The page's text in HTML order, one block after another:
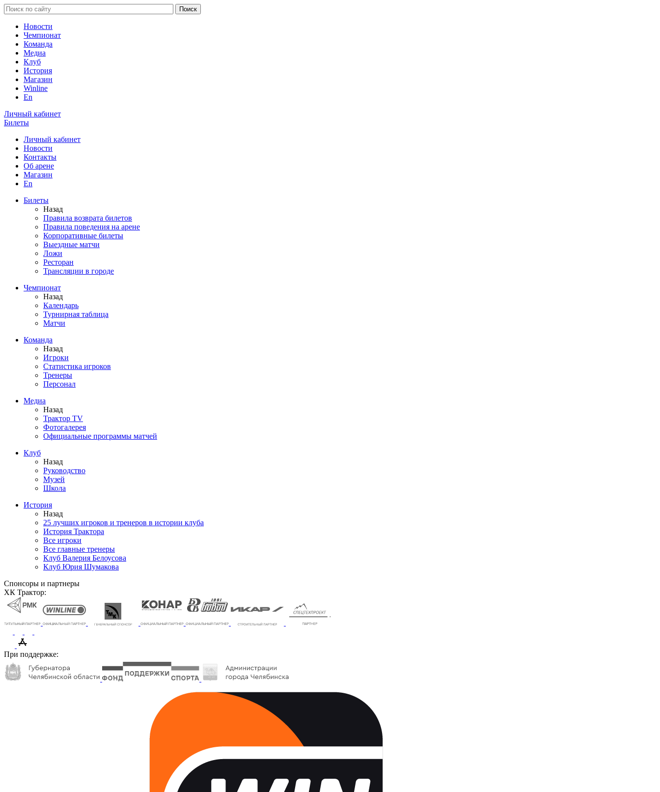
Новости
Чемпионат
Команда
Медиа
Клуб
История
Магазин
Winline
En
Личный кабинет
Билеты
Личный кабинет
Новости
Контакты
Об арене
Магазин
En
Билеты
Назад
Правила возврата билетов
Правила поведения на арене
Корпоративные билеты
Выездные матчи
Ложи
Ресторан
Трансляции в городе
Чемпионат
Назад
Календарь
Турнирная таблица
Матчи
Команда
Назад
Игроки
Статистика игроков
Тренеры
Персонал
Медиа
Назад
Трактор TV
Фотогалерея
Официальные программы матчей
Клуб
Назад
Руководство
Музей
Школа
История
Назад
25 лучших игроков и тренеров в истории клуба
История Трактора
Все игроки
Все главные тренеры
Клуб Валерия Белоусова
Клуб Юрия Шумакова
Спонсоры и партнеры
ХК Трактор:
При поддержке: